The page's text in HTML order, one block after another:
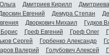
Дмитриев Кирилл
Евгений Демура Степан
Дворкович Михаил
Гудков
Греф Евгений Греф Олег
Сергей Горбенко Александр
Валерий Голубович Алексей